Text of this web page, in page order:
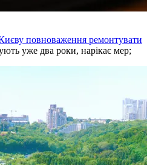
повноваження ремонтувати
уже два роки, нарікає мер;